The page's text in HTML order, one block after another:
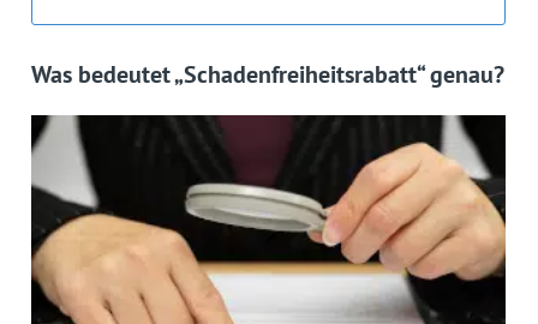
Was bedeutet „Schadenfreiheitsrabatt“ genau?